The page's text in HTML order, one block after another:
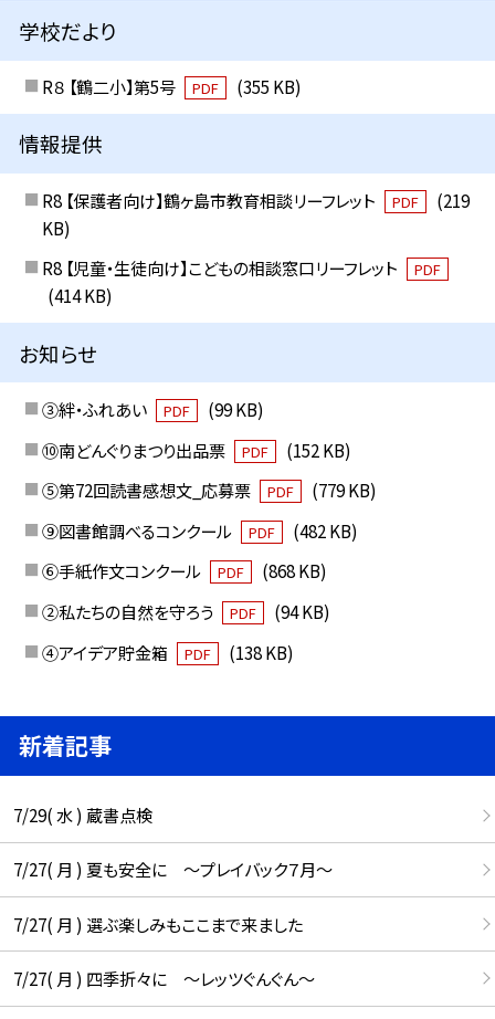
学校だより
R８ 【鶴二小】第5号 PDF (355 KB)
情報提供
R8 【保護者向け】鶴ヶ島市教育相談リーフレット PDF
(219
KB)
R8 【児童・生徒向け】こどもの相談窓口リーフレット
PDF
(414 KB)
お知らせ
③絆・ふれあい PDF
(99 KB)
⑩南どんぐりまつり出品票
PDF
(152 KB)
⑤第72回読書感想文_応募票
PDF
(779 KB)
⑨図書館調べるコンクール
PDF
(482 KB)
⑥手紙作文コンクール
PDF
(868 KB)
②私たちの自然を守ろう
PDF
(94 KB)
④アイデア貯金箱
PDF (138 KB)
新着記事
7/29( 水 ) 蔵書点検
7/27( 月 ) 夏も安全に ～プレイバック７月～
7/27( 月 ) 選ぶ楽しみもここまで来ました
7/27( 月 ) 四季折々に ～レッツぐんぐん～